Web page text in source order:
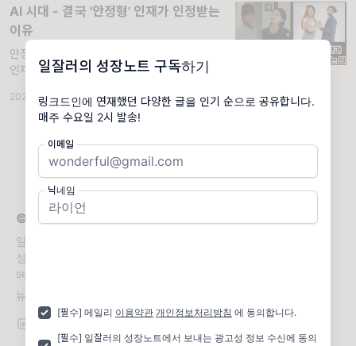
일잘러의 성장노트 구독하기
링크드인에 연재했던 다양한 글을 인기 순으로 공유합니다.
이메일
닉네임
[필수] 메일리 이용약관 개인정보처리방침 에 동의합니다.
[필수] 일잘러의 성장노트에서 보내는 광고성 정보 수신에 동의
AI 시대 - 결국 '안정형' 인재가 인정받는
이유
안정형 인재 특징, AI 시대에 왜 뜨는지, 안정형
인재가 되는 법. * 오늘은 페낭 한달살이 특별
2026.06.05 · AI 일잘러 · 조회 1.32K · 댓글 1
© 2026 일잘러의 성장노트
일 잘하기로 소문난 15년차 마케터의 마케팅+데이터+AI+직장생활
성장 인사이트를 공유합니다. 💌강의/컨설팅 문의:
seulki.kang@kakao.com
뉴스레터 문의